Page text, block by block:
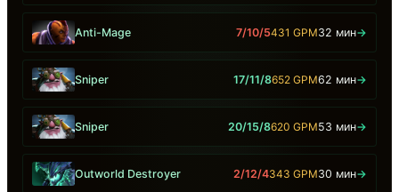
Anti-Mage 7/10/5431 GPM32 мин→
Sniper 17/11/8652 GPM62 мин→
Sniper 20/15/8620 GPM53 мин→
Outworld Destroyer 2/12/4343 GPM30 мин→